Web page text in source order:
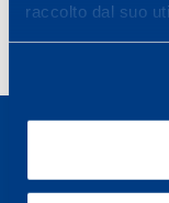
raccolto dal suo
« 1